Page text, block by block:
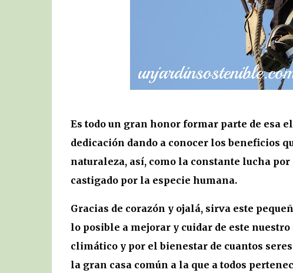
Es todo un gran honor formar parte de esa
dedicación dando a conocer los beneficios
naturaleza, así, como la constante lucha
castigado por la especie humana.
Gracias de corazón y ojalá, sirva este
lo posible a mejorar y cuidar de este
climático y por el bienestar de cuantos
la gran casa común a la que a todos